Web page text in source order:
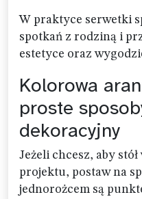
W praktyce serwetki
spotkań z rodziną i
estetyce oraz
Kolorowa
proste
dekoracyjny
Jeżeli chcesz, aby
projektu, postaw na
jednorożcem są